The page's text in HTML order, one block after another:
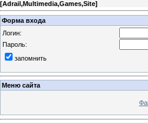
[Adrail,Multimedia,Games,Site]
Форма входа
Логин:
Пароль:
запомнить
Меню сайта